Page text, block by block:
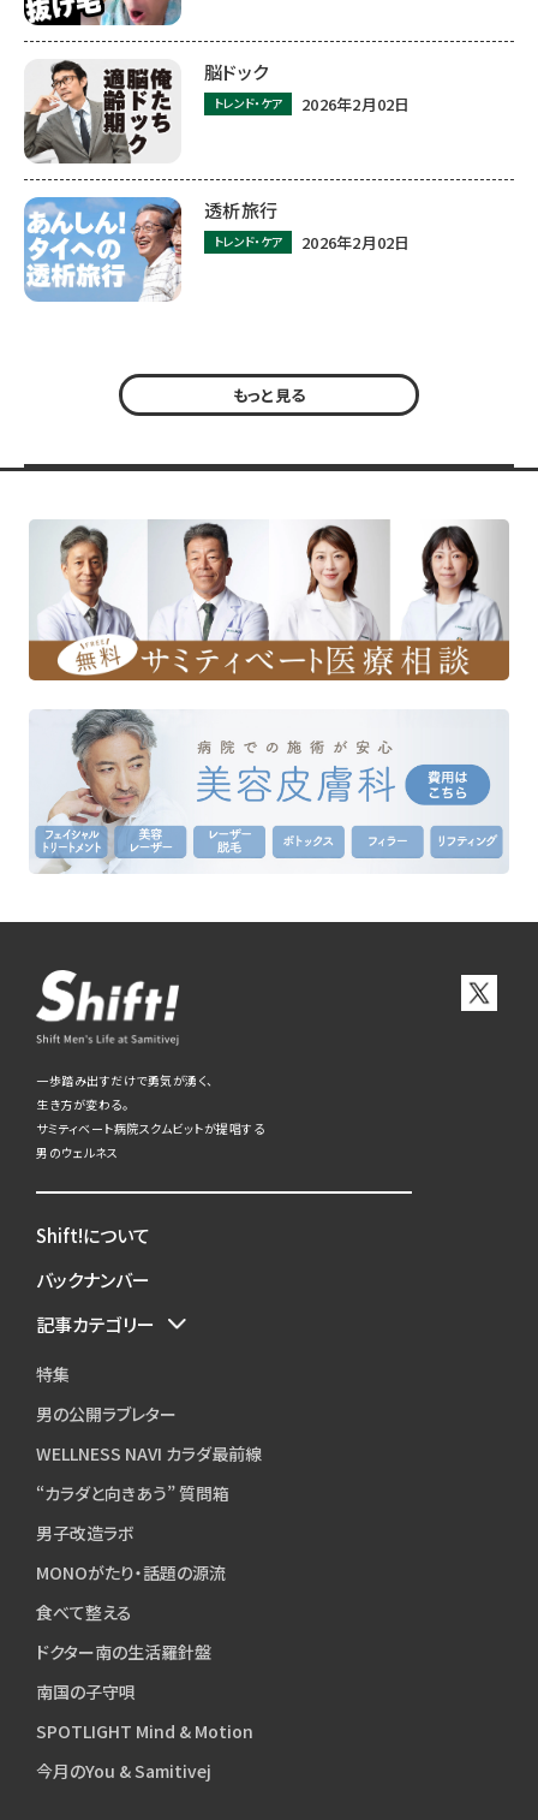
脳ドック
トレンド・ケア 2026年2月02日
透析旅行
トレンド・ケア 2026年2月02日
もっと見る
一歩踏み出すだけで勇気が湧く、
生き方が変わる。
サミティベート病院スクムビットが提唱する
男のウェルネス
Shift!について
バックナンバー
記事カテゴリー
特集
男の公開ラブレター
WELLNESS NAVI カラダ最前線
“カラダと向きあう” 質問箱
男子改造ラボ
MONOがたり・話題の源流
食べて整える
ドクター南の生活羅針盤
南国の子守唄
SPOTLIGHT Mind & Motion
今月のYou & Samitivej